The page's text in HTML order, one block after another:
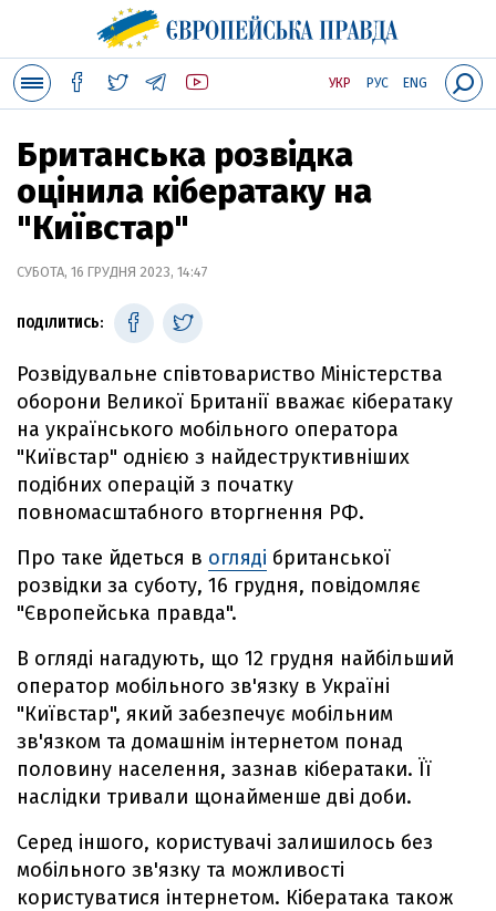
УКР РУС ENG
Британська розвідка
оцінила кібератаку на
"Київстар"
СУБОТА, 16 ГРУДНЯ 2023, 14:47
ПОДІЛИТИСЬ:
Розвідувальне співтовариство Міністерства
оборони Великої Британії вважає кібератаку
на українського мобільного оператора
"Київстар" однією з найдеструктивніших
подібних операцій з початку
повномасштабного вторгнення РФ.
Про таке йдеться в огляді британської
розвідки за суботу, 16 грудня, повідомляє
"Європейська правда".
В огляді нагадують, що 12 грудня найбільший
оператор мобільного зв'язку в Україні
"Київстар", який забезпечує мобільним
зв'язком та домашнім інтернетом понад
половину населення, зазнав кібератаки. Її
наслідки тривали щонайменше дві доби.
Серед іншого, користувачі залишилось без
мобільного зв'язку та можливості
користуватися інтернетом. Кібератака також